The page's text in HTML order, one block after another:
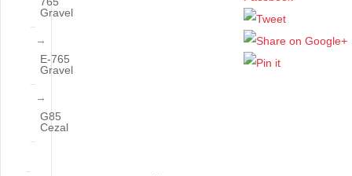
Gravel
E-765
Gravel
G85
Cezal